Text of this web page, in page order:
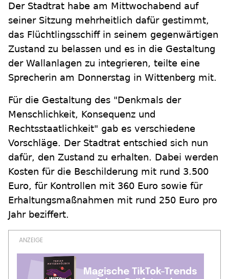
Der Stadtrat habe am Mittwochabend auf
seiner Sitzung mehrheitlich dafür gestimmt,
das Flüchtlingsschiff in seinem gegenwärtigen
Zustand zu belassen und es in die Gestaltung
der Wallanlagen zu integrieren, teilte eine
Sprecherin am Donnerstag in Wittenberg mit.
Für die Gestaltung des "Denkmals der
Menschlichkeit, Konsequenz und
Rechtsstaatlichkeit" gab es verschiedene
Vorschläge. Der Stadtrat entschied sich nun
dafür, den Zustand zu erhalten. Dabei werden
Kosten für die Beschilderung mit rund 3.500
Euro, für Kontrollen mit 360 Euro sowie für
Erhaltungsmaßnahmen mit rund 250 Euro pro
Jahr beziffert.